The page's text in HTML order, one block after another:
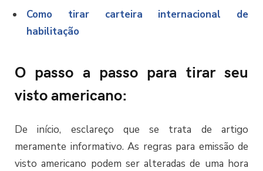
Como tirar carteira internacional de
habilitação
O passo a passo para tirar seu
visto americano:
De início, esclareço que se trata de artigo
meramente informativo. As regras para emissão de
visto americano podem ser alteradas de uma hora